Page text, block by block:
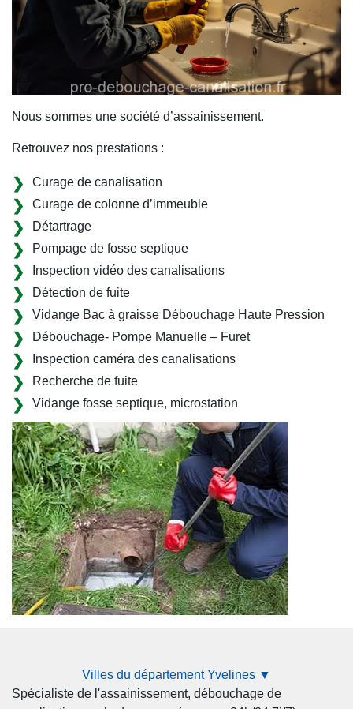
Nous sommes une société d’assainissement.
Retrouvez nos prestations :
Curage de canalisation
Curage de colonne d’immeuble
Détartrage
Pompage de fosse septique
Inspection vidéo des canalisations
Détection de fuite
Vidange Bac à graisse Débouchage Haute Pression
Débouchage- Pompe Manuelle – Furet
Inspection caméra des canalisations
Recherche de fuite
Vidange fosse septique, microstation
Villes du département Yvelines ▼
Spécialiste de l'assainissement, débouchage de